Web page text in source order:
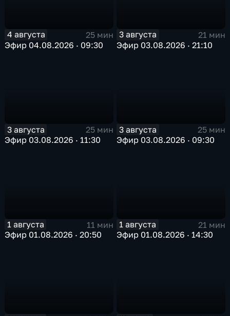
4 августа
25 мин
Эфир 04.08.2026 · 09:30
3 августа
21 мин
Эфир 03.08.2026 · 21:10
3 августа
25 мин
Эфир 03.08.2026 · 11:30
3 августа
25 мин
Эфир 03.08.2026 · 09:30
1 августа
11 мин
Эфир 01.08.2026 · 20:50
1 августа
21 мин
Эфир 01.08.2026 · 14:30